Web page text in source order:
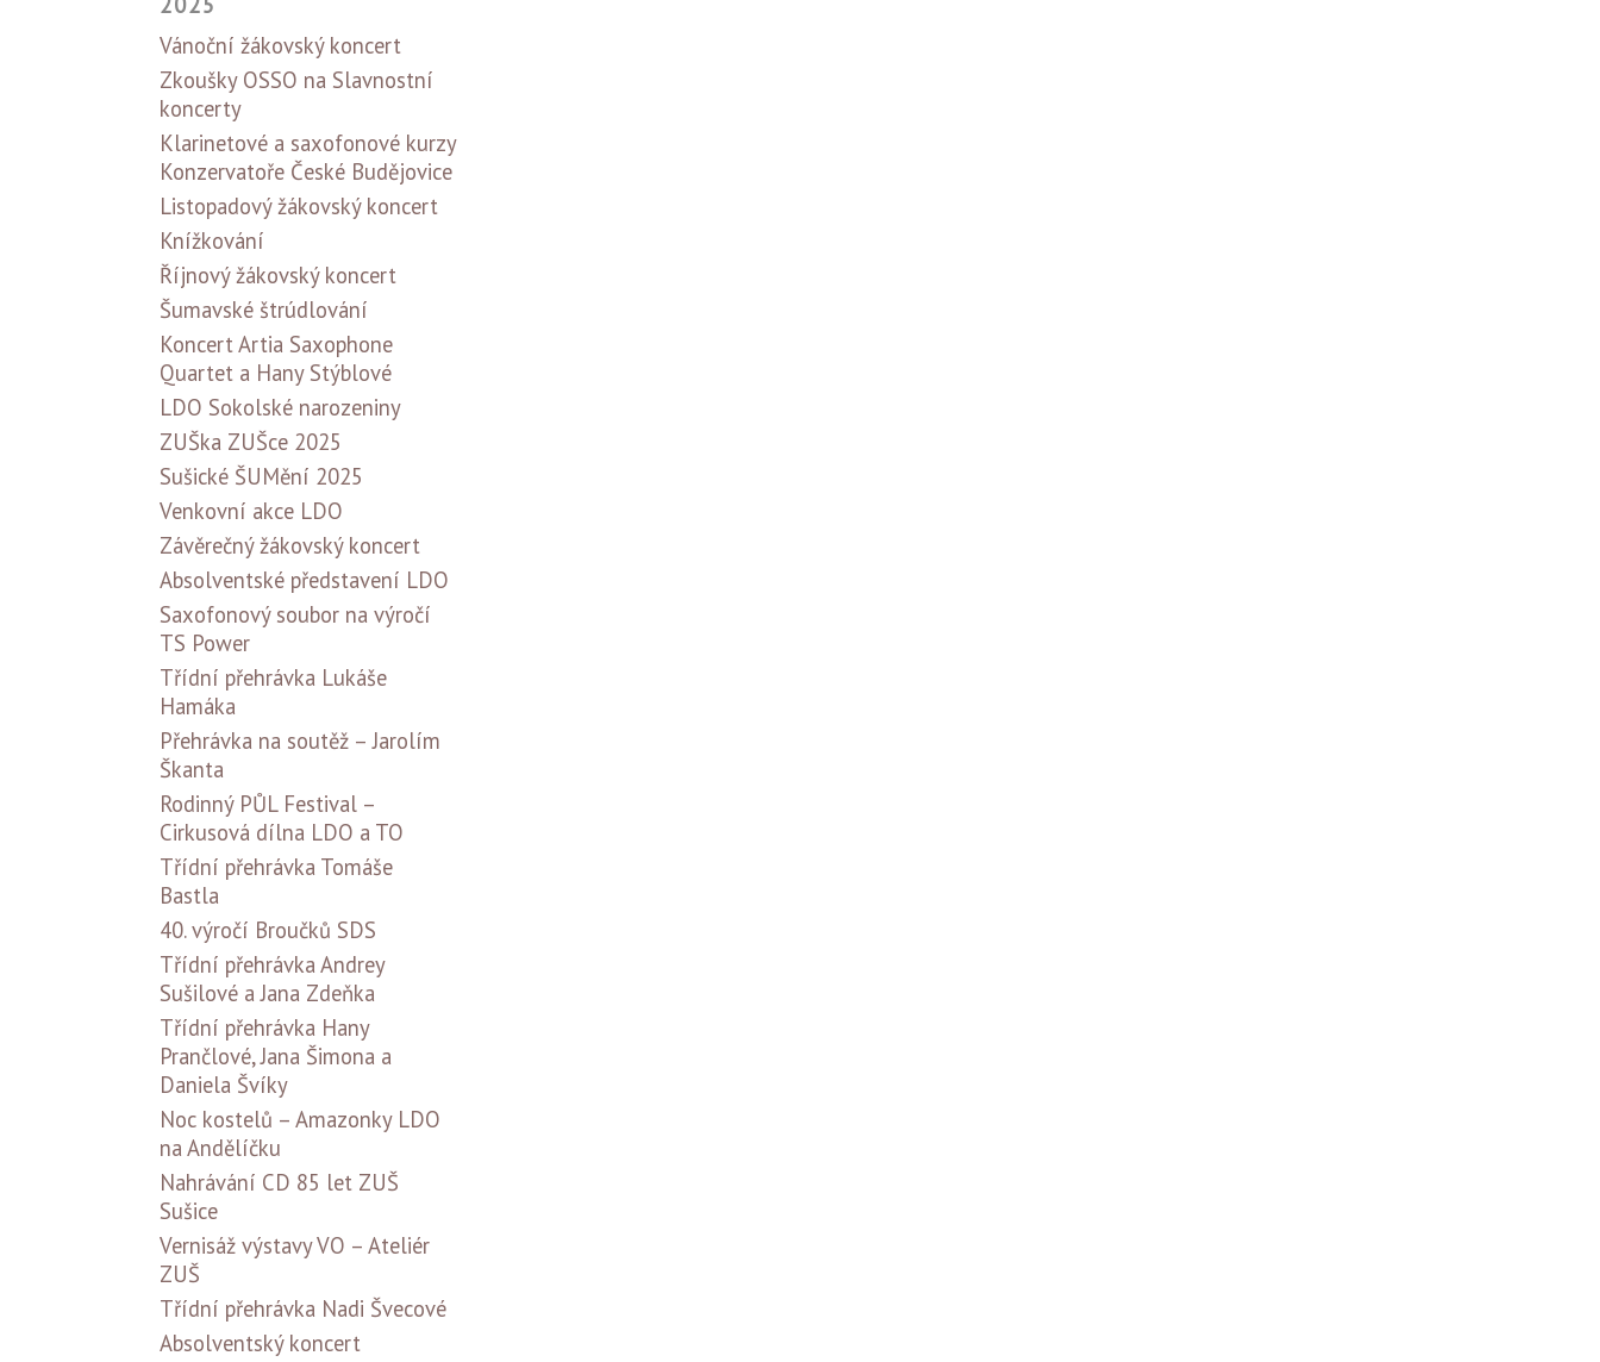
Vánoční žákovský koncert
Zkoušky OSSO na Slavnostní
koncerty
Klarinetové a saxofonové kurzy
Konzervatoře České Budějovice
Listopadový žákovský koncert
Knížkování
Říjnový žákovský koncert
Šumavské štrúdlování
Koncert Artia Saxophone
Quartet a Hany Stýblové
LDO Sokolské narozeniny
ZUŠka ZUŠce 2025
Sušické ŠUMění 2025
Venkovní akce LDO
Závěrečný žákovský koncert
Absolventské představení LDO
Saxofonový soubor na výročí
TS Power
Třídní přehrávka Lukáše
Hamáka
Přehrávka na soutěž – Jarolím
Škanta
Rodinný PŮL Festival –
Cirkusová dílna LDO a TO
Třídní přehrávka Tomáše
Bastla
40. výročí Broučků SDS
Třídní přehrávka Andrey
Sušilové a Jana Zdeňka
Třídní přehrávka Hany
Prančlové, Jana Šimona a
Daniela Švíky
Noc kostelů – Amazonky LDO
na Andělíčku
Nahrávání CD 85 let ZUŠ
Sušice
Vernisáž výstavy VO – Ateliér
ZUŠ
Třídní přehrávka Nadi Švecové
Absolventský koncert